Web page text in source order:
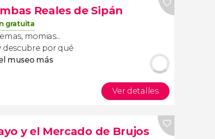
Reales de Sipán
gratuita
momias...
descubre por qué
museo más
Ver detalles
y el Mercado de Brujos